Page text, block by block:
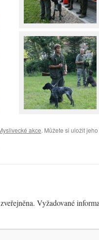
akce. Můžete si uložit jeho
Vyžadované